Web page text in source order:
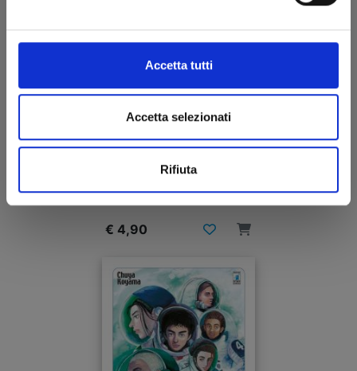
Accetta tutti
Accetta selezionati
Rifiuta
20/05/2020
€ 4,90